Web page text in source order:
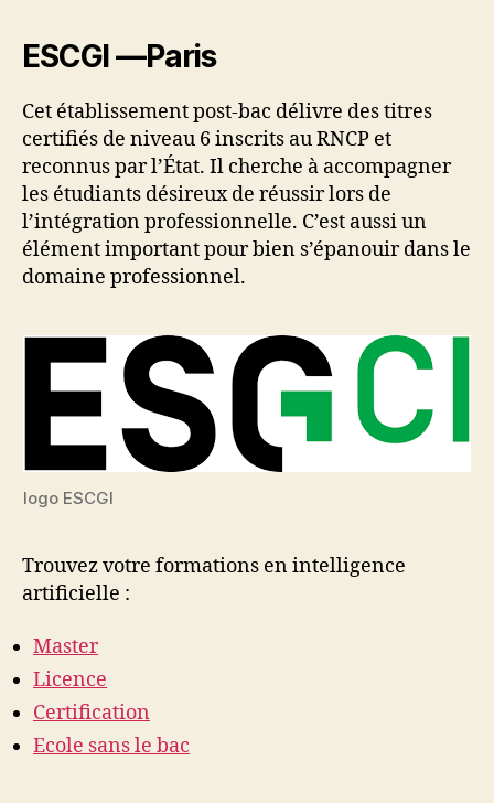
ESCGI —Paris
Cet établissement post-bac délivre des titres
certifiés de niveau 6 inscrits au RNCP et
reconnus par l’État. Il cherche à accompagner
les étudiants désireux de réussir lors de
l’intégration professionnelle. C’est aussi un
élément important pour bien s’épanouir dans le
domaine professionnel.
logo ESCGI
Trouvez votre formations en intelligence
artificielle :
Master
Licence
Certification
Ecole sans le bac